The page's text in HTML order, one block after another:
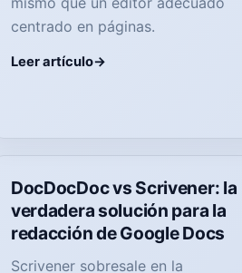
centrado en páginas.
Leer artículo
DocDocDoc vs Scrivener: la
verdadera solución para la
redacción de Google Docs
Scrivener sobresale en la